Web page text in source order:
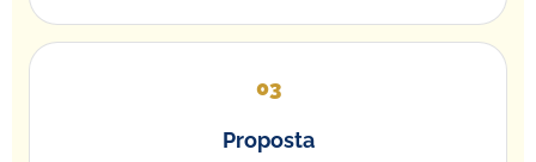
Proposta